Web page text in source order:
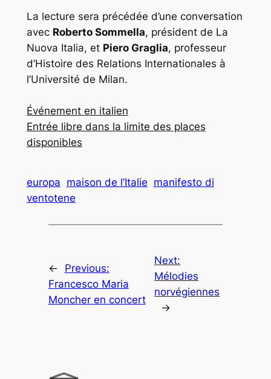
La lecture sera précédée d’une conversation
avec Roberto Sommella, président de La
Nuova Italia, et Piero Graglia, professeur
d’Histoire des Relations Internationales à
l’Université de Milan.
Événement en italien
Entrée libre dans la limite des places
disponibles
europa maison de l’Italie manifesto di
ventotene
←
Previous:
Francesco Maria
Moncher en concert
Next:
Mélodies
norvégiennes
→